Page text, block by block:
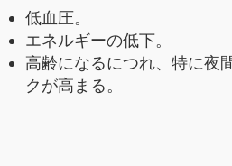
低血圧。
エネルギーの低下。
高齢になるにつれ、特に夜
クが高まる。